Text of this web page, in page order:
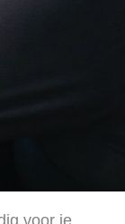
voor je